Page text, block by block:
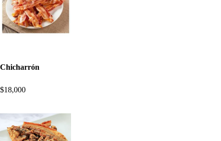
Chicharrón
$18,000